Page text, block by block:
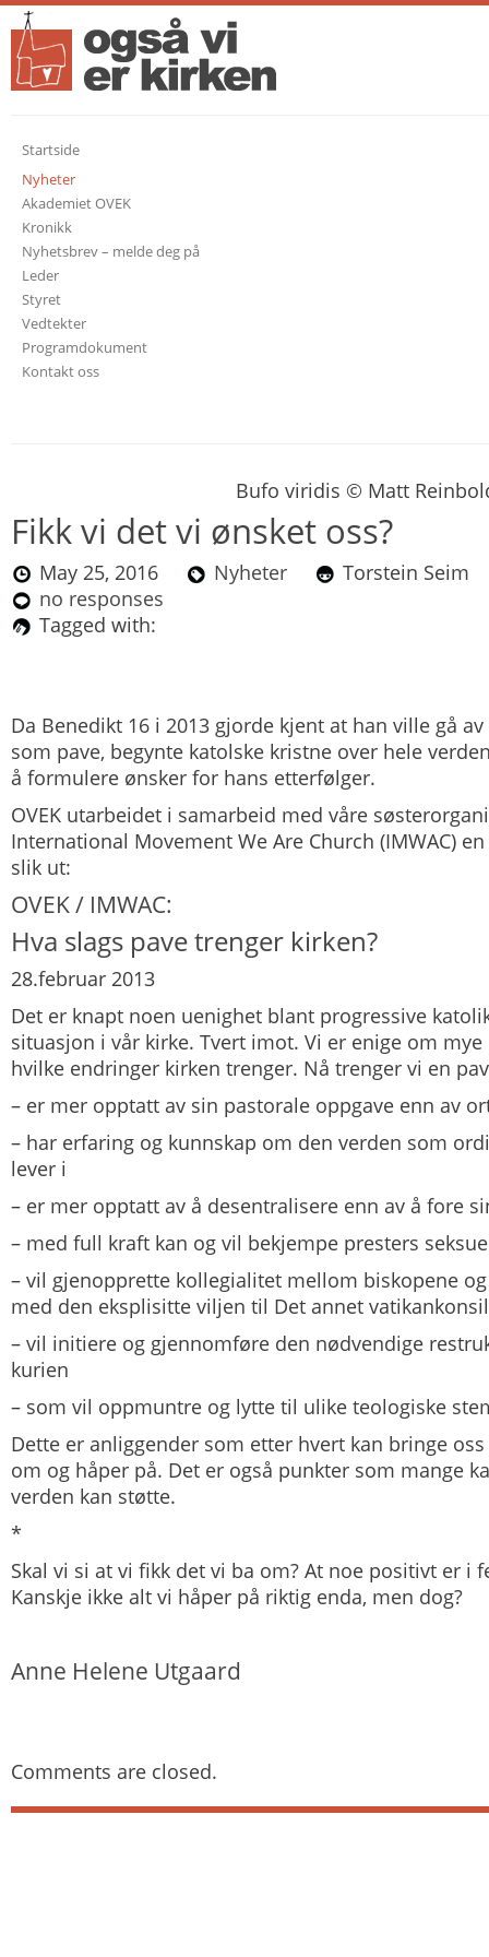
Startside
Nyheter
Akademiet OVEK
Kronikk
Nyhetsbrev – melde deg på
Leder
Styret
Vedtekter
Programdokument
Kontakt oss
Bufo viridis © Matt
Fikk vi det vi ønsket oss?
May 25, 2016 Nyheter
Torstein
no responses
Tagged with:
Da Benedikt 16 i 2013 gjorde kjent at han ville gå av
som pave, begynte katolske kristne over hele
å formulere ønsker for hans etterfølger.
OVEK utarbeidet i samarbeid med våre
International Movement We Are Church (IMWAC)
slik ut:
OVEK / IMWAC:
Hva slags pave trenger kirken?
28.februar 2013
Det er knapt noen uenighet blant progressive
situasjon i vår kirke. Tvert imot. Vi er enige om
hvilke endringer kirken trenger. Nå trenger vi en
– er mer opptatt av sin pastorale oppgave enn av
– har erfaring og kunnskap om den verden som
lever i
– er mer opptatt av å desentralisere enn av å fore
– med full kraft kan og vil bekjempe presters
– vil gjenopprette kollegialitet mellom biskopene
med den eksplisitte viljen til Det annet vatikankonsil
– vil initiere og gjennomføre den nødvendige
kurien
– som vil oppmuntre og lytte til ulike teologiske
Dette er anliggender som etter hvert kan bringe
om og håper på. Det er også punkter som mange
verden kan støtte.
*
Skal vi si at vi fikk det vi ba om? At noe positivt er i
Kanskje ikke alt vi håper på riktig enda, men dog?
Anne Helene Utgaard
Comments are closed.